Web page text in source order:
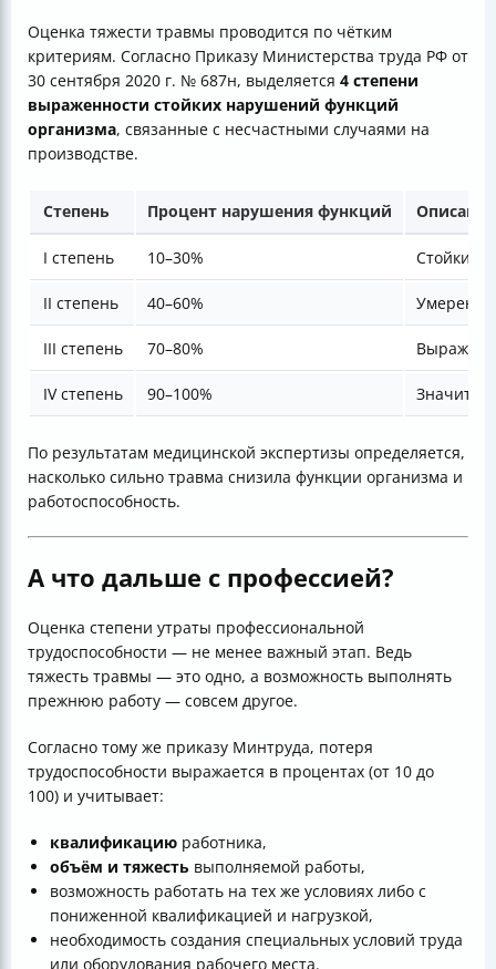
Оценка тяжести травмы проводится по чётким
критериям. Согласно Приказу Министерства труда РФ от
30 сентября 2020 г. № 687н, выделяется 4 степени
выраженности стойких нарушений функций
организма, связанные с несчастными случаями на
производстве.
Степень Процент нарушения функций
I степень 10–30% Стойкие,
II степень 40–60%
III степень 70–80%
IV степень 90–100%
По результатам медицинской экспертизы определяется,
насколько сильно травма снизила функции организма и
работоспособность.
А что дальше с профессией?
Оценка степени утраты профессиональной
трудоспособности — не менее важный этап. Ведь
тяжесть травмы — это одно, а возможность выполнять
прежнюю работу — совсем другое.
Согласно тому же приказу Минтруда, потеря
трудоспособности выражается в процентах (от 10 до
100) и учитывает:
квалификацию работника,
объём и тяжесть выполняемой работы,
возможность работать на тех же условиях либо с
пониженной квалификацией и нагрузкой,
необходимость создания специальных условий труда
или оборудования рабочего места.